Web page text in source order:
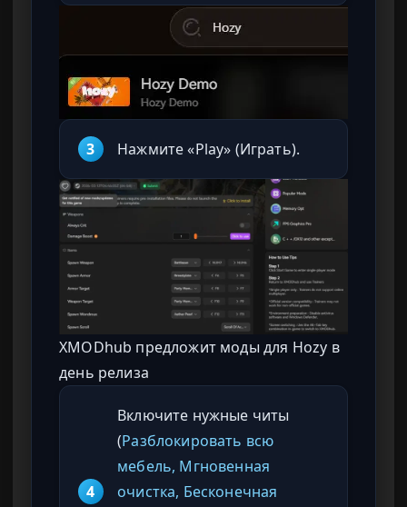
3 Нажмите «Play» (Играть).
XMODhub предложит моды для Hozy в
день релиза
4
Включите нужные читы
(Разблокировать всю
мебель, Мгновенная
очистка, Бесконечная